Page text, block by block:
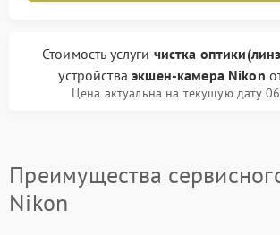
Стоимость услуги чистка
устройстваэкшен-камера Nikon
Цена актуальна на текущую дату
Преимущества
Nikon